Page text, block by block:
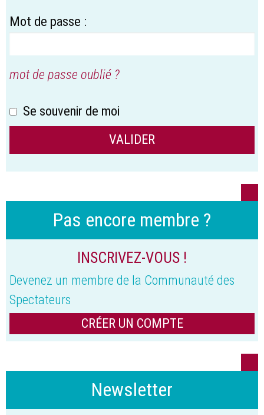
Mot de passe :
mot de passe oublié ?
Se souvenir de moi
Pas encore membre ?
INSCRIVEZ-VOUS !
Devenez un membre de la Communauté des
Spectateurs
CRÉER UN COMPTE
Newsletter